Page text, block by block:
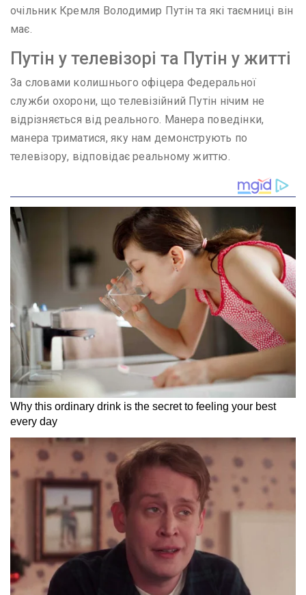
очільник Кремля Володимир Путін та які таємниці він
має.
Путін у телевізорі та Путін у житті
За словами колишнього офіцера Федеральної
служби охорони, що телевізійний Путін нічим не
відрізняється від реального. Манера поведінки,
манера триматися, яку нам демонструють по
телевізору, відповідає реальному життю.